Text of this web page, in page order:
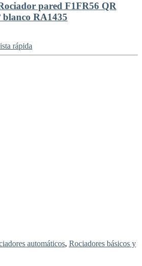
pared F1FR56 QR
blanco RA1435
rápida
automáticos, Rociadores básicos y